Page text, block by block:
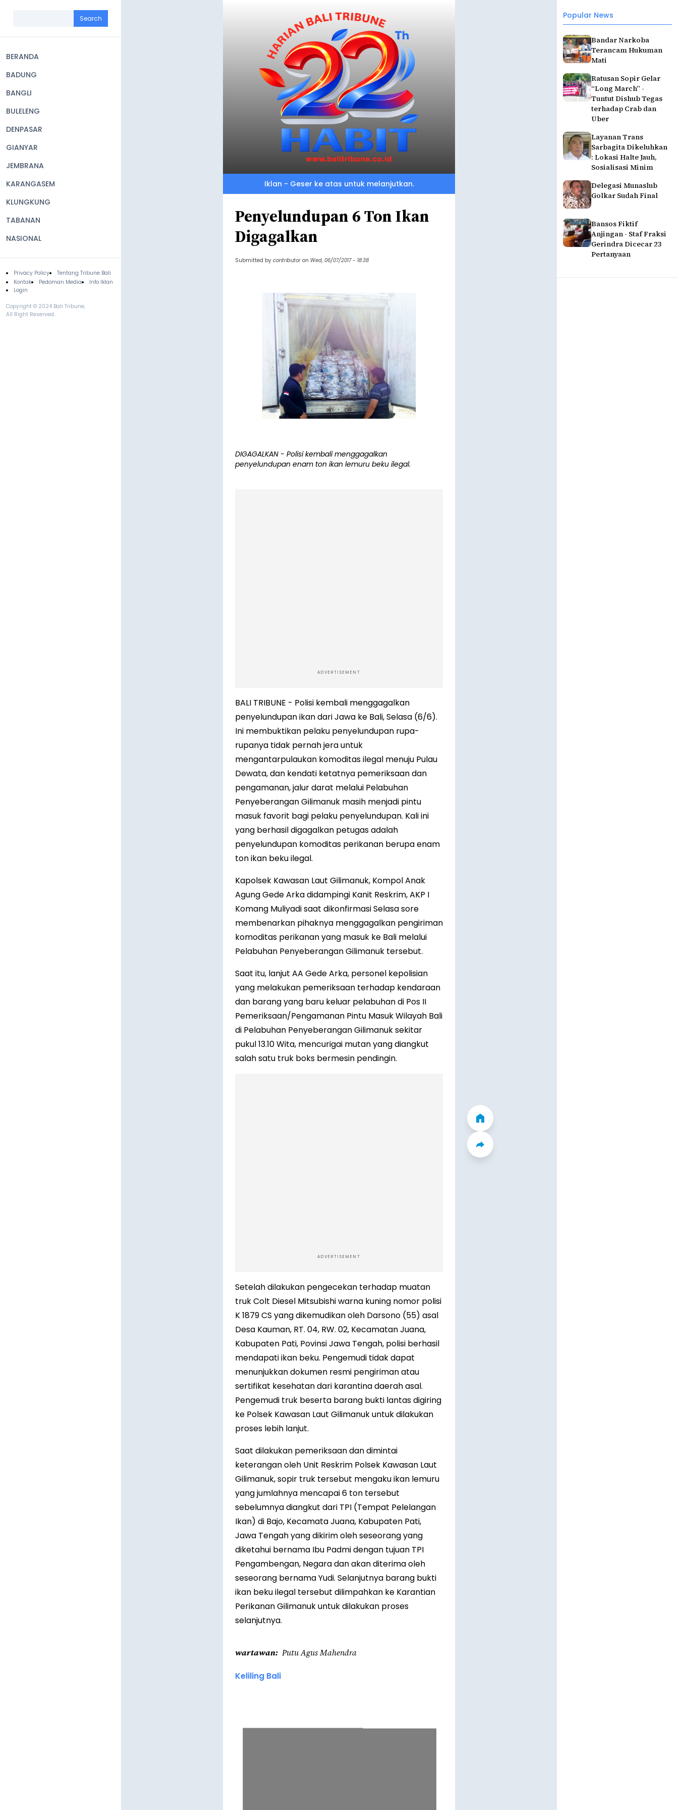
navigation
BERANDA
BADUNG
BANGLI
BULELENG
DENPASAR
GIANYAR
JEMBRANA
KARANGASEM
KLUNGKUNG
TABANAN
NASIONAL
Footer
Privacy Policy
Tentang Tribune Bali
Kontak
Pedoman Media
Info Iklan
Login
Copyright © 2024 Bali Tribune,
All Right Reserved.
Popular News
Bandar Narkoba
Terancam Hukuman
Mati
Ratusan Sopir Gelar
“Long March” -
Tuntut Dishub Tegas
terhadap Crab dan
Uber
Layanan Trans
Sarbagita Dikeluhkan
: Lokasi Halte Jauh,
Sosialisasi Minim
Delegasi Munaslub
Golkar Sudah Final
Bansos Fiktif
Anjingan - Staf Fraksi
Gerindra Dicecar 23
Pertanyaan
Iklan - Geser ke atas untuk melanjutkan.
Penyelundupan 6 Ton Ikan
Digagalkan
Submitted by contributor on Wed, 06/07/2017 - 18:38
DIGAGALKAN - Polisi kembali menggagalkan
penyelundupan enam ton ikan lemuru beku ilegal.
ADVERTISEMENT
BALI TRIBUNE - Polisi kembali menggagalkan
penyelundupan ikan dari Jawa ke Bali, Selasa (6/6).
Ini membuktikan pelaku penyelundupan rupa-
rupanya tidak pernah jera untuk
mengantarpulaukan komoditas ilegal menuju Pulau
Dewata, dan kendati ketatnya pemeriksaan dan
pengamanan, jalur darat melalui Pelabuhan
Penyeberangan Gilimanuk masih menjadi pintu
masuk favorit bagi pelaku penyelundupan. Kali ini
yang berhasil digagalkan petugas adalah
penyelundupan komoditas perikanan berupa enam
ton ikan beku ilegal.
Kapolsek Kawasan Laut Gilimanuk, Kompol Anak
Agung Gede Arka didampingi Kanit Reskrim, AKP I
Komang Muliyadi saat dikonfirmasi Selasa sore
membenarkan pihaknya menggagalkan pengiriman
komoditas perikanan yang masuk ke Bali melalui
Pelabuhan Penyeberangan Gilimanuk tersebut.
Saat itu, lanjut AA Gede Arka, personel kepolisian
yang melakukan pemeriksaan terhadap kendaraan
dan barang yang baru keluar pelabuhan di Pos II
Pemeriksaan/Pengamanan Pintu Masuk Wilayah Bali
di Pelabuhan Penyeberangan Gilimanuk sekitar
pukul 13.10 Wita, mencurigai mutan yang diangkut
salah satu truk boks bermesin pendingin.
ADVERTISEMENT
Setelah dilakukan pengecekan terhadap muatan
truk Colt Diesel Mitsubishi warna kuning nomor polisi
K 1879 CS yang dikemudikan oleh Darsono (55) asal
Desa Kauman, RT. 04, RW. 02, Kecamatan Juana,
Kabupaten Pati, Povinsi Jawa Tengah, polisi berhasil
mendapati ikan beku. Pengemudi tidak dapat
menunjukkan dokumen resmi pengiriman atau
sertifikat kesehatan dari karantina daerah asal.
Pengemudi truk beserta barang bukti lantas digiring
ke Polsek Kawasan Laut Gilimanuk untuk dilakukan
proses lebih lanjut.
Saat dilakukan pemeriksaan dan dimintai
keterangan oleh Unit Reskrim Polsek Kawasan Laut
Gilimanuk, sopir truk tersebut mengaku ikan lemuru
yang jumlahnya mencapai 6 ton tersebut
sebelumnya diangkut dari TPI (Tempat Pelelangan
Ikan) di Bajo, Kecamata Juana, Kabupaten Pati,
Jawa Tengah yang dikirim oleh seseorang yang
diketahui bernama Ibu Padmi dengan tujuan TPI
Pengambengan, Negara dan akan diterima oleh
seseorang bernama Yudi. Selanjutnya barang bukti
ikan beku ilegal tersebut dilimpahkan ke Karantian
Perikanan Gilimanuk untuk dilakukan proses
selanjutnya.
wartawan Putu Agus Mahendra
Keliling Bali